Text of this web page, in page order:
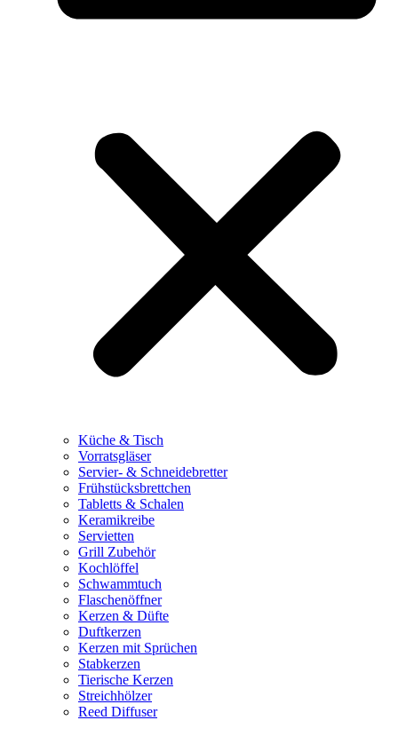
Küche & Tisch
Vorratsgläser
Servier- & Schneidebretter
Frühstücksbrettchen
Tabletts & Schalen
Keramikreibe
Servietten
Grill Zubehör
Kochlöffel
Schwammtuch
Flaschenöffner
Kerzen & Düfte
Duftkerzen
Kerzen mit Sprüchen
Stabkerzen
Tierische Kerzen
Streichhölzer
Reed Diffuser